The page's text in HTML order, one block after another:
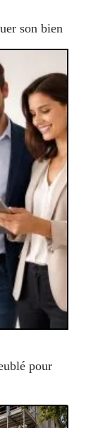
son bien
pour